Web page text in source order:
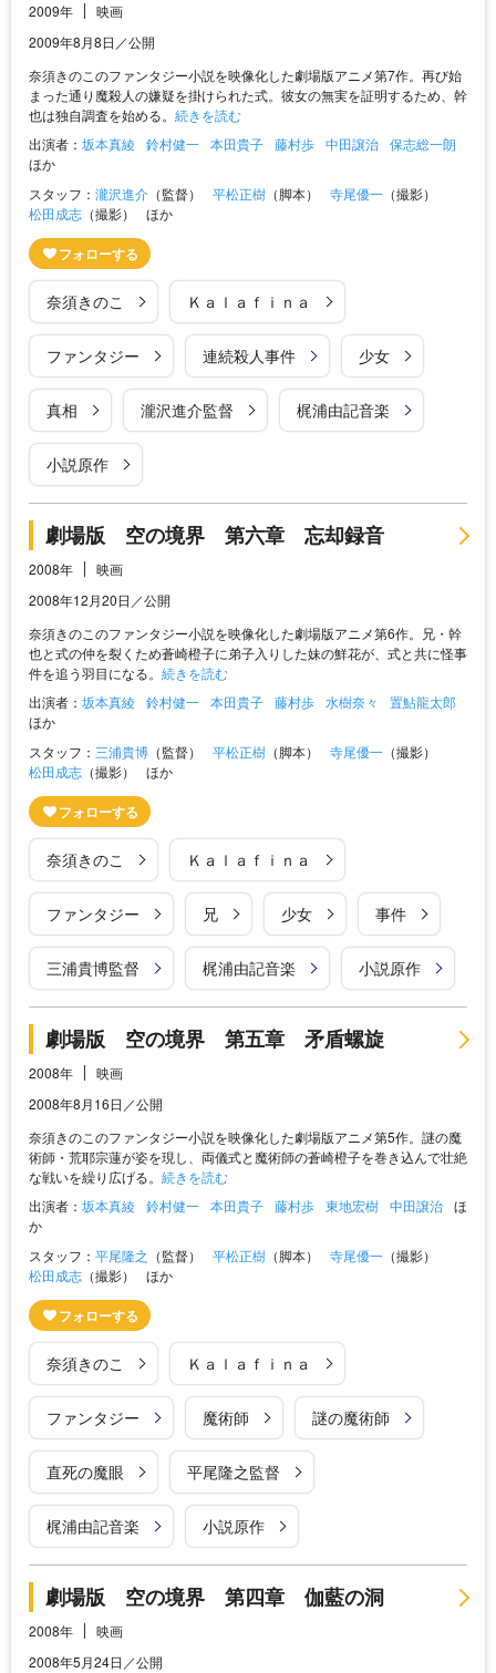
2009年
映画
2009年8月8日／公開
奈須きのこのファンタジー小説を映像化した劇場版アニメ第7作。再び始
まった通り魔殺人の嫌疑を掛けられた式。彼女の無実を証明するため、幹
也は独自調査を始める。 続きを読む
出演者： 坂本真綾 鈴村健一 本田貴子 藤村歩 中田譲治 保志総一朗
ほか
スタッフ： 瀧沢進介 （監督） 平松正樹 （脚本） 寺尾優一 （撮影）
松田成志 （撮影） ほか
奈須きのこ Ｋａｌａｆｉｎａ
ファンタジー 連続殺人事件 少女
真相 瀧沢進介監督 梶浦由記音楽
小説原作
劇場版 空の境界 第六章 忘却録音
2008年
映画
2008年12月20日／公開
奈須きのこのファンタジー小説を映像化した劇場版アニメ第6作。兄・幹
也と式の仲を裂くため蒼崎橙子に弟子入りした妹の鮮花が、式と共に怪事
件を追う羽目になる。 続きを読む
出演者： 坂本真綾 鈴村健一 本田貴子 藤村歩 水樹奈々
置鮎龍太郎
ほか
スタッフ： 三浦貴博 （監督） 平松正樹 （脚本） 寺尾優一 （撮影）
松田成志 （撮影） ほか
奈須きのこ Ｋａｌａｆｉｎａ
ファンタジー 兄 少女 事件
三浦貴博監督 梶浦由記音楽 小説原作
劇場版 空の境界 第五章 矛盾螺旋
2008年
映画
2008年8月16日／公開
奈須きのこのファンタジー小説を映像化した劇場版アニメ第5作。謎の魔
術師・荒耶宗蓮が姿を現し、両儀式と魔術師の蒼崎橙子を巻き込んで壮絶
な戦いを繰り広げる。 続きを読む
出演者： 坂本真綾 鈴村健一 本田貴子 藤村歩 東地宏樹 中田譲治 ほ
か
スタッフ： 平尾隆之 （監督） 平松正樹 （脚本） 寺尾優一 （撮影）
松田成志 （撮影） ほか
奈須きのこ Ｋａｌａｆｉｎａ
ファンタジー 魔術師 謎の魔術師
直死の魔眼 平尾隆之監督
梶浦由記音楽 小説原作
劇場版 空の境界 第四章 伽藍の洞
2008年
映画
2008年5月24日／公開